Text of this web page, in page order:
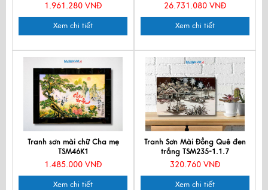
1.961.280 VNĐ
Xem chi tiết
SMA195-125147
26.731.080 VNĐ
Xem chi tiết
Tranh sơn mài chữ Cha mẹ
TSM46K1
1.485.000 VNĐ
Xem chi tiết
Tranh Sơn Mài Đồng Quê đen
trắng TSM235-1.1.7
320.760 VNĐ
Xem chi tiết